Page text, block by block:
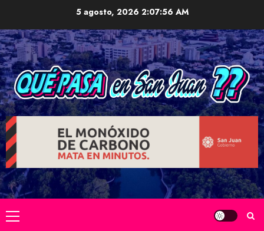
content
5 agosto, 20262:07:57 AM
Primary